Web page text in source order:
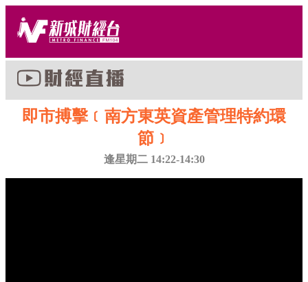
即市搏擊﹝南方東英資產管理特約環
節﹞
逢星期二 14:22-14:30